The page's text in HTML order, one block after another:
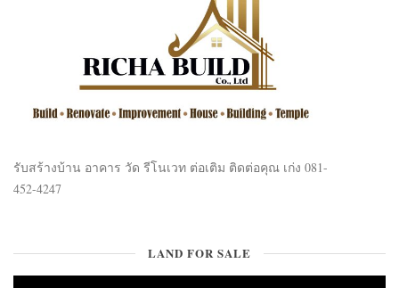
รับสร้างบ้าน อาคาร วัด รีโนเวท ต่อเติม ติดต่อคุณ เก่ง 081-
452-4247
LAND FOR SALE